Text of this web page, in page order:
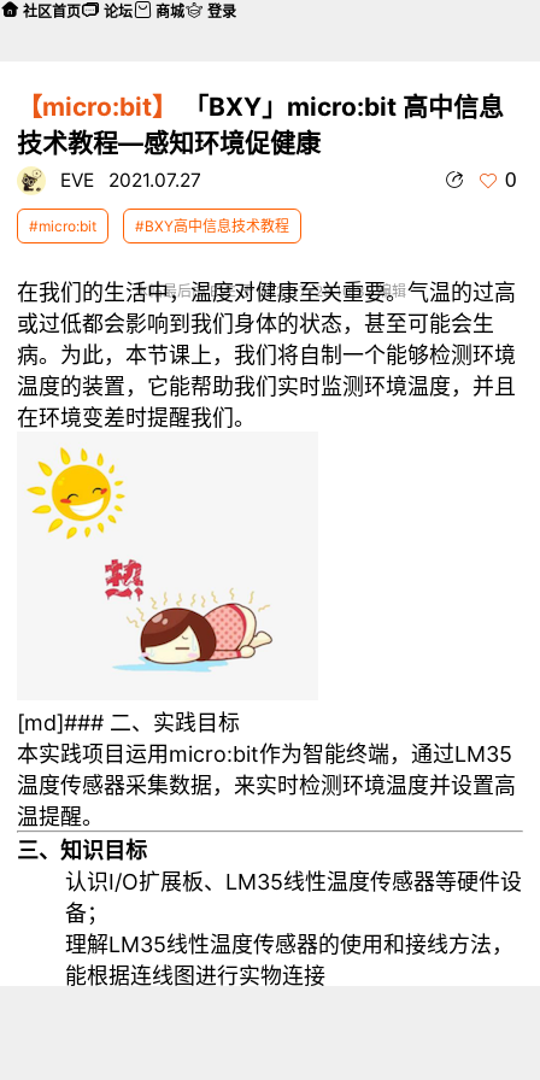
【micro:bit】
「BXY」micro:bit 高中信息
技术教程—感知环境促健康
EVE 2021.07.27 0
#micro:bit #BXY高中信息技术教程
本帖最后由 EVE 于 2021-7-28 10:32 编辑
在我们的生活中，温度对健康至关重要。气温的过高
或过低都会影响到我们身体的状态，甚至可能会生
病。为此，本节课上，我们将自制一个能够检测环境
温度的装置，它能帮助我们实时监测环境温度，并且
在环境变差时提醒我们。
[md]### 二、实践目标
本实践项目运用micro:bit作为智能终端，通过LM35
温度传感器采集数据，来实时检测环境温度并设置高
温提醒。
三、知识目标
认识I/O扩展板、LM35线性温度传感器等硬件设
备；
理解LM35线性温度传感器的使用和接线方法，
能根据连线图进行实物连接
社区首页 论坛 商城 登录